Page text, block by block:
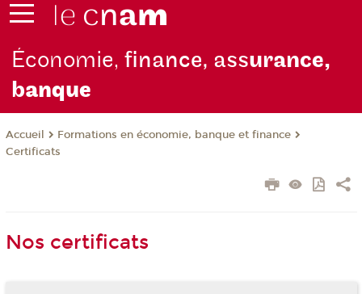
Économie,finance, assurance,
banque
Accueil
Formations en économie, banque et finance
Certificats
Nos certificats